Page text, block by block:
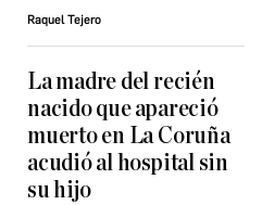
Raquel Tejero
La madre del recién
nacido que apareció
muerto en La Coruña
acudió al hospital sin
su hijo